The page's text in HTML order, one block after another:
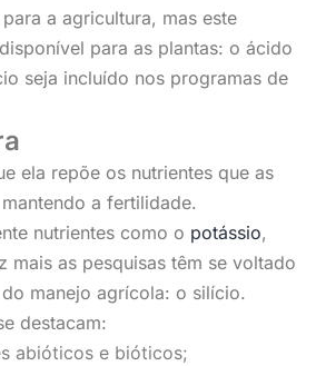
a agricultura, mas este
para as plantas: o ácido
seja incluído nos programas de
ela repõe os nutrientes que as
a fertilidade.
nutrientes como o potássio,
mais as pesquisas têm se voltado
manejo agrícola: o silício.
destacam:
abióticos e bióticos;